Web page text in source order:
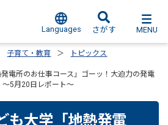
Languages さがす MENU
子育て・教育
トピックス
電所のお仕事コース」ゴーッ！大迫力の発電
～5月20日レポート～
も大学「地熱発電